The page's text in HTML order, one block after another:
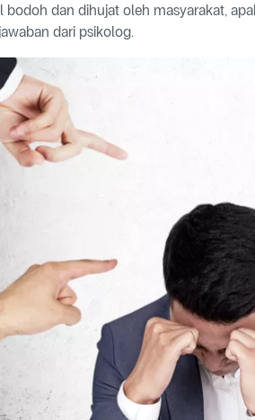
bodoh dan dihujat oleh masyarakat,
dari psikolog.